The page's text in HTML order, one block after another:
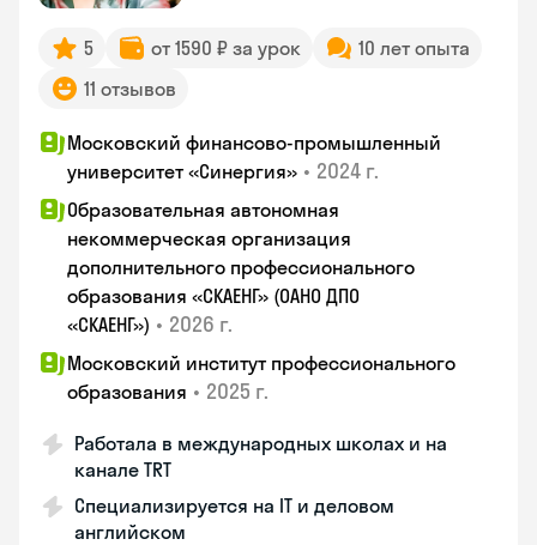
5 от 1590 ₽ за урок
10 лет опыта
11 отзывов
Московский финансово-промышленный
университет «Синергия» • 2024 г.
Образовательная автономная
некоммерческая организация
дополнительного профессионального
образования «СКАЕНГ» (ОАНО ДПО
«СКАЕНГ») • 2026 г.
Московский институт профессионального
образования • 2025 г.
Работала в международных школах и на
канале TRT
Специализируется на IT и деловом
английском